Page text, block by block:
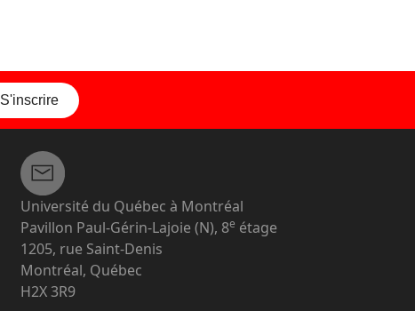
S'inscrire
Université du Québec à Montréal
Pavillon Paul-Gérin-Lajoie (N), 8e étage
1205, rue Saint-Denis
Montréal, Québec
H2X 3R9